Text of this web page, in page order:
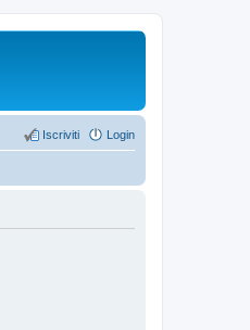
Login
Iscriviti